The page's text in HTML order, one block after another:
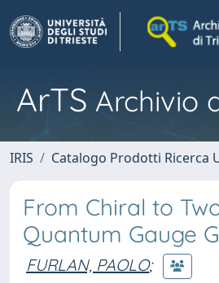
ArTS Archivio
IRIS Catalogo Prodotti Ricerca
From Chiral to
Quantum Gauge
FURLAN, PAOLO;